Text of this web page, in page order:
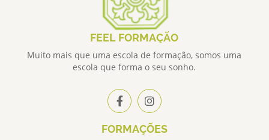
FEEL FORMAÇÃO
Muito mais que uma escola de formação, somos uma
escola que forma o seu sonho.
FORMAÇÕES